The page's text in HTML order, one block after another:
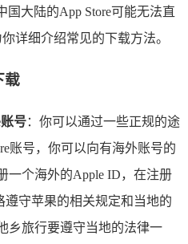
国大陆的App Store可能无法直
详细介绍常见的下载方法。
载
号：你可以通过一些正规的途
账号，你可以向有海外账号的
一个海外的Apple ID，在注册
遵守苹果的相关规定和当地的
乡旅行要遵守当地的法律一